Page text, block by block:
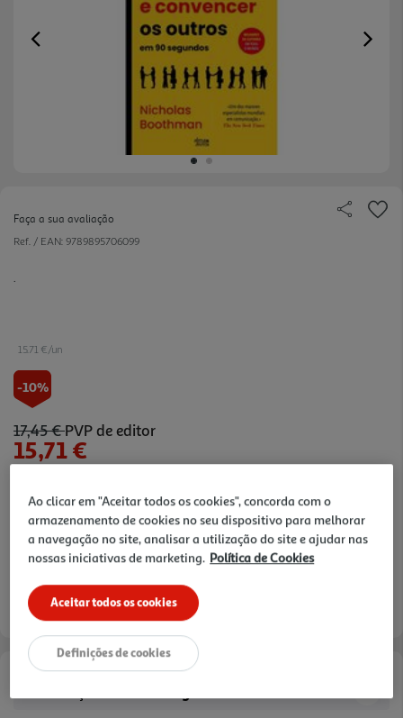
Previous
Faça a sua avaliação
Ref. / EAN: 9789895706099
15.71 €/un
-10%
17,45 €PVP de editor
15,71 €
Notas de preparação
Ao clicar em "Aceitar todos os cookies", concorda com o
armazenamento de cookies no seu dispositivo para melhorar
a navegação no site, analisar a utilização do site e ajudar nas
nossas iniciativas de marketing. Política de Cookies
Aceitar todos os cookies
Definições de cookies